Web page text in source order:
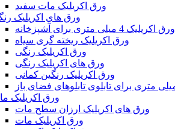
ورق اکریلیک مات سفید
ورق های اکریلیک
ورق اکریلیک 4 میلی متری برای آشپزخانه
ورق اکریلیک ریخته گری سیاه
ورق اکریلیک رنگی
ورق های اکریلیک رنگی
ورق اکریلیک رنگین کمانی
ورق اکریلیک
ورق های اکریلیک ارزان سطح مات
ورق اکریلیک مات